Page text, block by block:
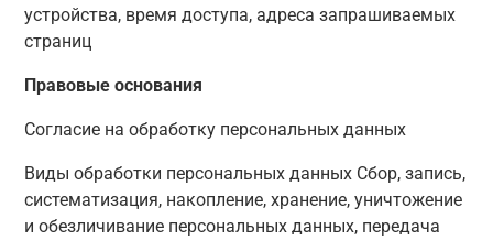
устройства, время доступа, адреса запрашиваемых
страниц
Правовые основания
Согласие на обработку персональных данных
Виды обработки персональных данных Сбор, запись,
систематизация, накопление, хранение, уничтожение
и обезличивание персональных данных, передача